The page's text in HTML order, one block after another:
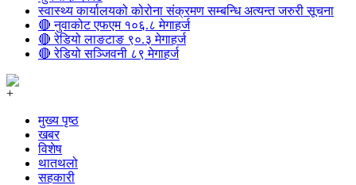
स्वास्थ्य कार्यालयको कोरोना संक्रमण सम्बन्धि अत्यन्त जरुरी सूचना
🔴 नुवाकोट एफएम १०६.८ मेगाहर्ज
🔴 रेडियो लाङटाङ ९०.३ मेगाहर्ज
🔴 रेडियो सञ्जिवनी ८९ मेगाहर्ज
+
मुख्य पृष्ठ
खबर
विशेष
थातथलो
सहकारी